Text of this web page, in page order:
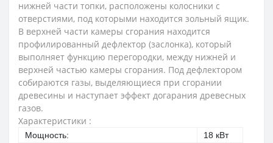
нижней части топки, расположены колосники с
отверстиями, под которыми находится зольный ящик.
В верхней части камеры сгорания находится
профилированный дефлектор (заслонка), который
выполняет функцию перегородки, между нижней и
верхней частью камеры сгорания. Под дефлектором
собираются газы, выделяющиеся при сгорании
древесины и наступает эффект догарания древесных
газов.
Характеристики :
Мощность:
18 кВт